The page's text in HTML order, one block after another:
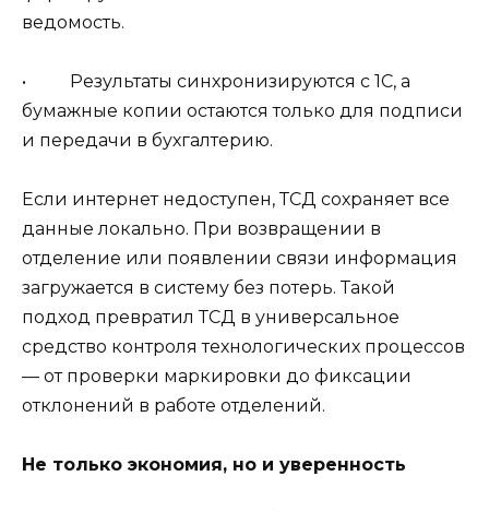
ведомость.
• Результаты синхронизируются с 1С, а
бумажные копии остаются только для подписи
и передачи в бухгалтерию.
Если интернет недоступен, ТСД сохраняет все
данные локально. При возвращении в
отделение или появлении связи информация
загружается в систему без потерь. Такой
подход превратил ТСД в универсальное
средство контроля технологических процессов
— от проверки маркировки до фиксации
отклонений в работе отделений.
Не только экономия, но и уверенность